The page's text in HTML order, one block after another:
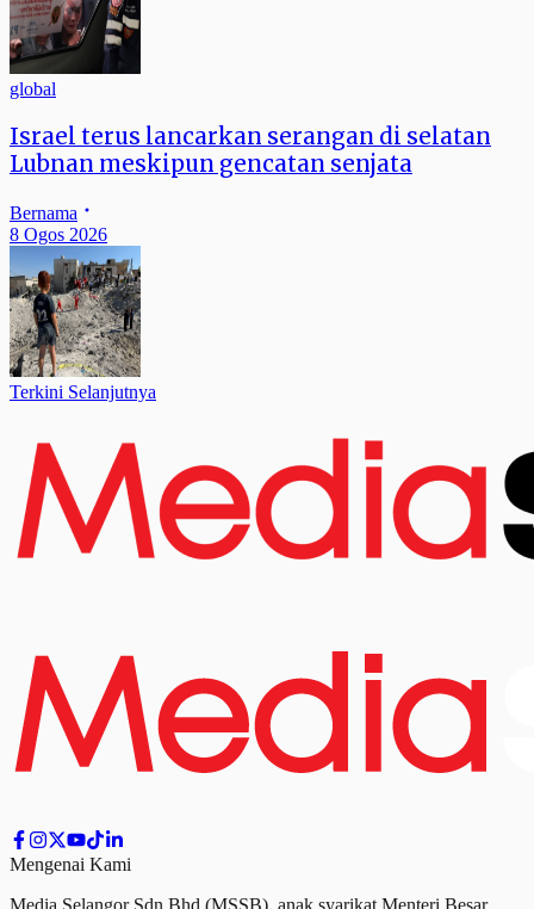
global
Israel terus lancarkan serangan di selatan
Lubnan meskipun gencatan senjata
Bernama
8 Ogos 2026
Terkini Selanjutnya
Mengenai Kami
Media Selangor Sdn Bhd (MSSB), anak syarikat Menteri Besar